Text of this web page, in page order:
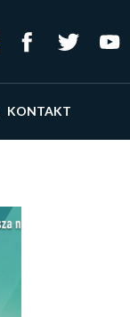
KONTAKT